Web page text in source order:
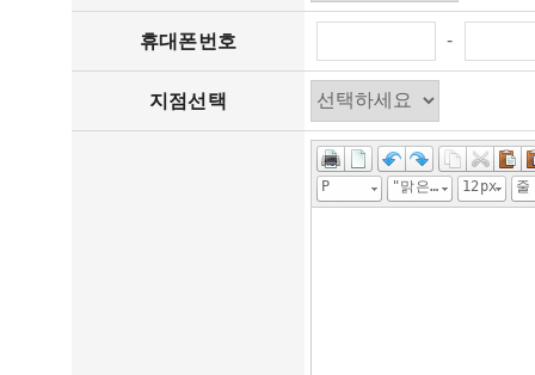
휴대폰번호 -
지점선택
P "맑은 고딕", "Malgun Gothic", gulim 12px